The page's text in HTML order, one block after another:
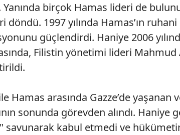
birçok Hamas lideri de
döndü. 1997 yılında Hamas’ın
güçlendirdi. Haniye 2006
Filistin yönetimi lideri Mahmud
Hamas arasında Gazze’de yaşanan
sonunda görevden alındı. Haniye
savunarak kabul etmedi ve